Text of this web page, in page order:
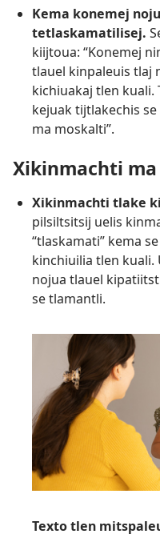
Kema konemej
tetlaskamatilisej.
kiijtoua: “Konemej
tlauel kinpaleuis tlaj
kichiuakaj tlen kuali.
kejuak tijtlakechis
ma moskalti”.
Xikinmachti
Xikinmachti tlake
pilsiltsitsij uelis
“tlaskamati” kema
kinchiuilia tlen kuali.
nojua tlauel
se tlamantli.
Texto tlen